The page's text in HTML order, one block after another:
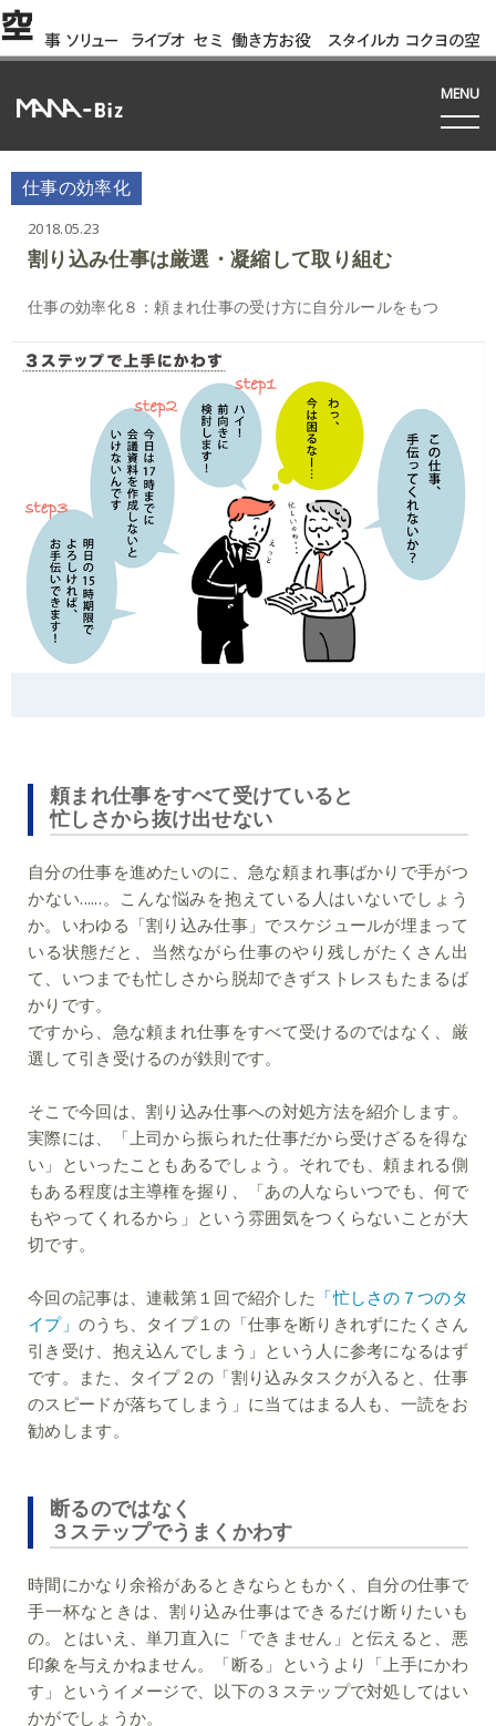
空 事
例
ソリュー
ション
ライブオ
フィス
セミ
ナー
働き方お役
立ち資料
スタイルカ
タログ
コクヨの空
間って!?
MENU
仕事の効率化
2018.05.23
割り込み仕事は厳選・凝縮して取り組む
仕事の効率化８：頼まれ仕事の受け方に自分ルールをもつ
頼まれ仕事をすべて受けていると
忙しさから抜け出せない
自分の仕事を進めたいのに、急な頼まれ事ばかりで手がつ
かない......。こんな悩みを抱えている人はいないでしょう
か。いわゆる「割り込み仕事」でスケジュールが埋まって
いる状態だと、当然ながら仕事のやり残しがたくさん出
て、いつまでも忙しさから脱却できずストレスもたまるば
かりです。
ですから、急な頼まれ仕事をすべて受けるのではなく、厳
選して引き受けるのが鉄則です。
そこで今回は、割り込み仕事への対処方法を紹介します。
実際には、「上司から振られた仕事だから受けざるを得な
い」といったこともあるでしょう。それでも、頼まれる側
もある程度は主導権を握り、「あの人ならいつでも、何で
もやってくれるから」という雰囲気をつくらないことが大
切です。
今回の記事は、連載第１回で紹介した 「忙しさの７つのタ
イプ」 のうち、タイプ１の「仕事を断りきれずにたくさん
引き受け、抱え込んでしまう」という人に参考になるはず
です。また、タイプ２の「割り込みタスクが入ると、仕事
のスピードが落ちてしまう」に当てはまる人も、一読をお
勧めします。
断るのではなく
３ステップでうまくかわす
時間にかなり余裕があるときならともかく、自分の仕事で
手一杯なときは、割り込み仕事はできるだけ断りたいも
の。とはいえ、単刀直入に「できません」と伝えると、悪
印象を与えかねません。「断る」というより「上手にかわ
す」というイメージで、以下の３ステップで対処してはい
かがでしょうか。